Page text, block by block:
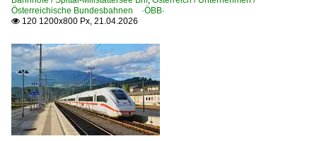
Strecke (Maribor–) Bleiburg – Villach – Weitlanbrunn (–
Unternehmen
Österreichische Bundesbahnen ·ÖBB·
Swietelsky Baugesellschaft m.b.H. - ZNL Bahnbau
Österreichische Bundesbahnen ·ÖBB·
 120 1200x800 Px, 21.04.2026